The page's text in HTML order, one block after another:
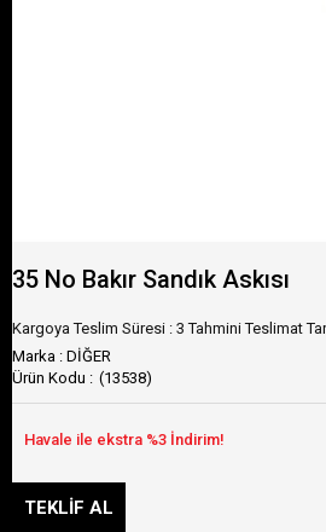
35 No Bakır Sandık Askısı
Kargoya Teslim Süresi : 3 Tahmini Teslimat
Marka : DİĞER
(13538)